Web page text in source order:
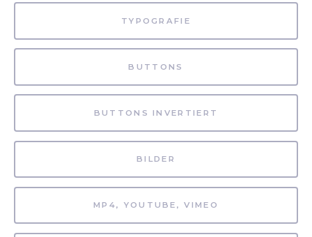
TYPOGRAFIE
BUTTONS
BUTTONS INVERTIERT
BILDER
MP4, YOUTUBE, VIMEO